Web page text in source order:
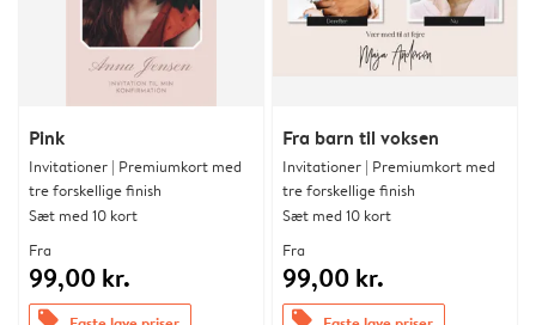
Pink
Invitationer | Premiumkort med
tre forskellige finish
Sæt med 10 kort
Fra
99,00 kr.
offers
Fra barn til voksen
Invitationer | Premiumkort med
tre forskellige finish
Sæt med 10 kort
Fra
99,00 kr.
offers